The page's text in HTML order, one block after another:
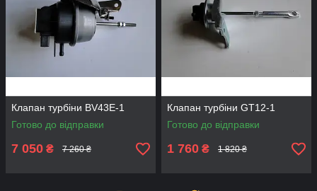
Клапан турбіни BV43E-1
Готово до відправки
7 050 ₴ 7 260 ₴
Клапан турбіни GT12-1
Готово до відправки
1 760 ₴ 1 820 ₴